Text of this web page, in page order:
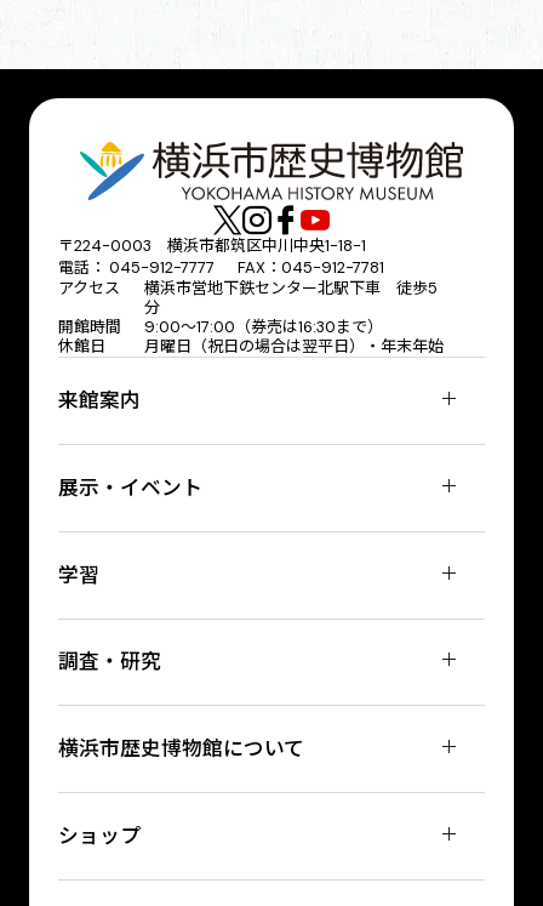
〒224-0003 横浜市都筑区中川中央1-18-1
電話： 045-912-7777 FAX：045-912-7781
アクセス
横浜市営地下鉄センター北駅下車 徒歩5
分
開館時間
9:00〜17:00（券売は16:30まで）
休館日
月曜日（祝日の場合は翌平日）・年末年始
来館案内
展示・イベント
学習
調査・研究
横浜市歴史博物館について
ショップ